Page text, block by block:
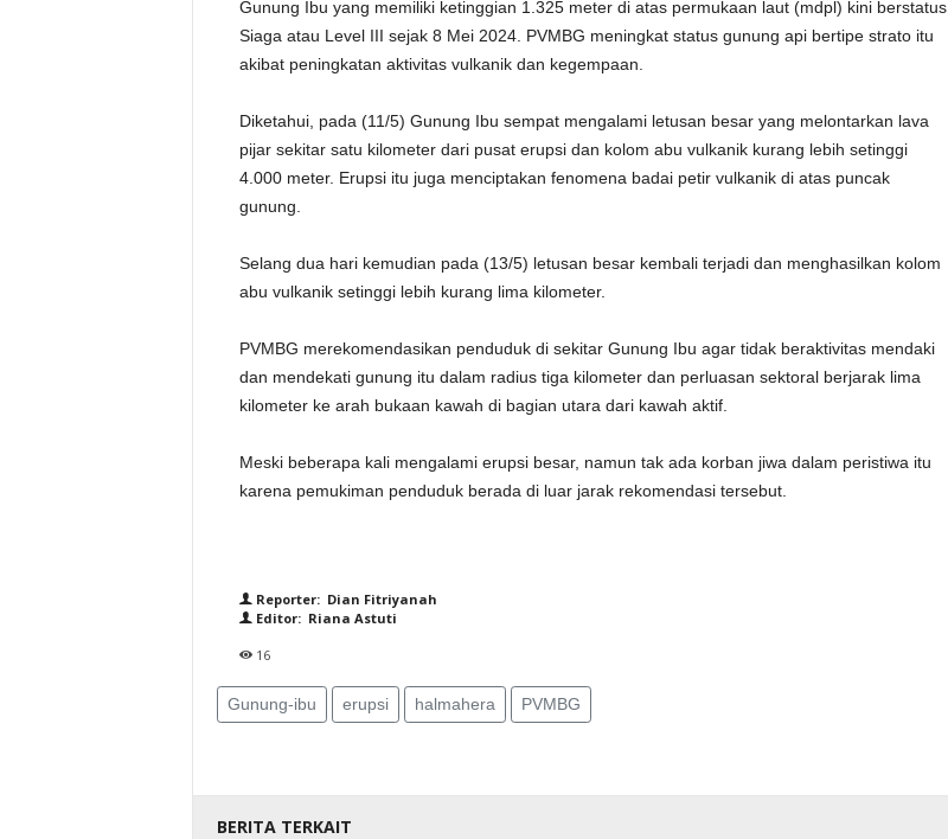
Gunung Ibu yang memiliki ketinggian 1.325 meter di atas permukaan laut (mdpl) kini berstatus
Siaga atau Level III sejak 8 Mei 2024. PVMBG meningkat status gunung api bertipe strato itu
akibat peningkatan aktivitas vulkanik dan kegempaan.
Diketahui, pada (11/5) Gunung Ibu sempat mengalami letusan besar yang melontarkan lava
pijar sekitar satu kilometer dari pusat erupsi dan kolom abu vulkanik kurang lebih setinggi
4.000 meter. Erupsi itu juga menciptakan fenomena badai petir vulkanik di atas puncak
gunung.
Selang dua hari kemudian pada (13/5) letusan besar kembali terjadi dan menghasilkan kolom
abu vulkanik setinggi lebih kurang lima kilometer.
PVMBG merekomendasikan penduduk di sekitar Gunung Ibu agar tidak beraktivitas mendaki
dan mendekati gunung itu dalam radius tiga kilometer dan perluasan sektoral berjarak lima
kilometer ke arah bukaan kawah di bagian utara dari kawah aktif.
Meski beberapa kali mengalami erupsi besar, namun tak ada korban jiwa dalam peristiwa itu
karena pemukiman penduduk berada di luar jarak rekomendasi tersebut.
Reporter: Dian Fitriyanah
Editor: Riana Astuti
16
Gunung-ibu erupsi halmahera PVMBG
BERITA TERKAIT